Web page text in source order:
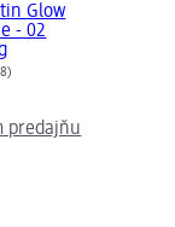
Glow
- 02
predajňu